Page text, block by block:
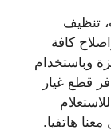
تنظيف
كافة
وباستخدام
قطع غيار
هاتفيا.